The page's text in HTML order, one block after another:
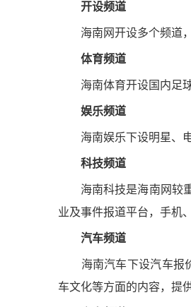
开设频道
海南网开设多个频道，
体育频道
海南体育开设国内足球
娱乐频道
海南娱乐下设明星、电
科技频道
海南科技是海南网较重
业及事件报道平台，手机
汽车频道
海南汽车下设汽车报价,
车文化等方面的内容，提